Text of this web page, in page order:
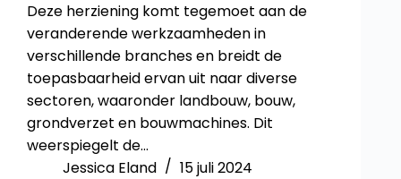
Deze herziening komt tegemoet aan de
veranderende werkzaamheden in
verschillende branches en breidt de
toepasbaarheid ervan uit naar diverse
sectoren, waaronder landbouw, bouw,
grondverzet en bouwmachines. Dit
weerspiegelt de…
Jessica Eland
15 juli 2024